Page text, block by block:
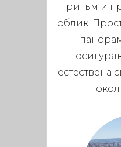
ритъм и
облик.
естествена